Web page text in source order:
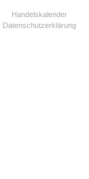
Handelskalender
Datenschutzerklärung